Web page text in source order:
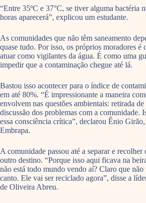
“Entre 35ºC e 37°C, se tiver alguma bactéria
horas aparecerá”, explicou um estudante.
As comunidades que não têm saneamento
quase tudo. Por isso, os próprios moradores é
atuar como vigilantes da água. É como uma
impedir que a contaminação chegue até lá.
Bastou isso acontecer para o índice de
em até 80%. “É impressionante a maneira
envolvem nas questões ambientais: retirada
discussão dos problemas com a comunidade.
essa consciência crítica”, declarou Ênio
Embrapa.
A comunidade passou até a separar e
outro destino. “Porque isso aqui ficava na
não está todo mundo vendo aí? Claro que
canto. Ele vai ser reciclado agora”, disse a
de Oliveira Abreu.